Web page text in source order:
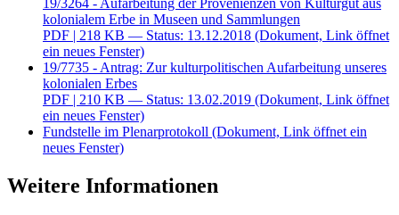
19/3264 - Aufarbeitung der Provenienzen von Kulturgut aus
kolonialem Erbe in Museen und Sammlungen
PDF | 218 KB — Status: 13.12.2018 (Dokument, Link öffnet
ein neues Fenster)
19/7735 - Antrag: Zur kulturpolitischen Aufarbeitung unseres
kolonialen Erbes
PDF | 210 KB — Status: 13.02.2019 (Dokument, Link öffnet
ein neues Fenster)
Fundstelle im Plenarprotokoll (Dokument, Link öffnet ein
neues Fenster)
Weitere Informationen